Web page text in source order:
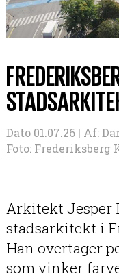
Dato 01.07.26 | Af:
Foto: Frederiksberg
Arkitekt Jesper
stadsarkitekt i
Han overtager
som vinker